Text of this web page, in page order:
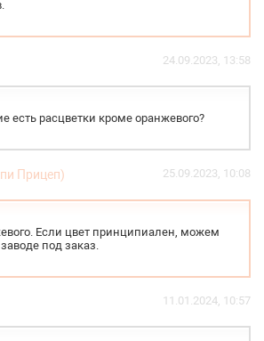
24.09.2023, 13:58
есть расцветки кроме оранжевого?
Прицеп) 25.09.2023, 10:08
Если цвет принципиален, можем
под заказ.
11.01.2024, 10:57